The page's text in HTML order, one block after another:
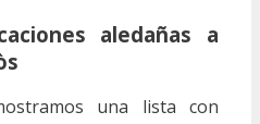
aledañas a
una lista con